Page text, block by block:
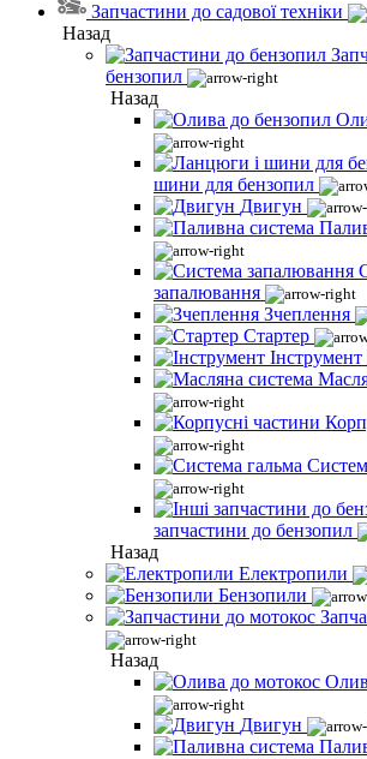
Запчастини до садової техніки
Назад
бензопил
Назад
шини для бензопил
Двигун
запалювання
Зчеплення
Стартер
Інструмент
запчастини до бензопил
Назад
Електропили
Бензопили
Назад
Двигун